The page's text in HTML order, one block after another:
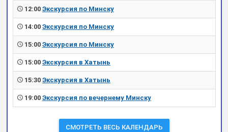
12:00 Экскурсия по Минску
14:00 Экскурсия по Минску
15:00 Экскурсия по Минску
15:00 Экскурсия в Хатынь
15:30 Экскурсия в Хатынь
19:00 Экскурсия по вечернему Минску
СМОТРЕТЬ ВЕСЬ КАЛЕНДАРЬ